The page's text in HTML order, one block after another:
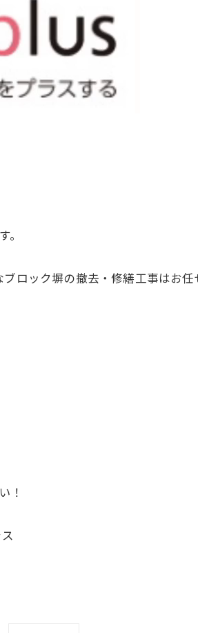
。⁡
ロック塀の撤去・修繕工事はお任
！⁡